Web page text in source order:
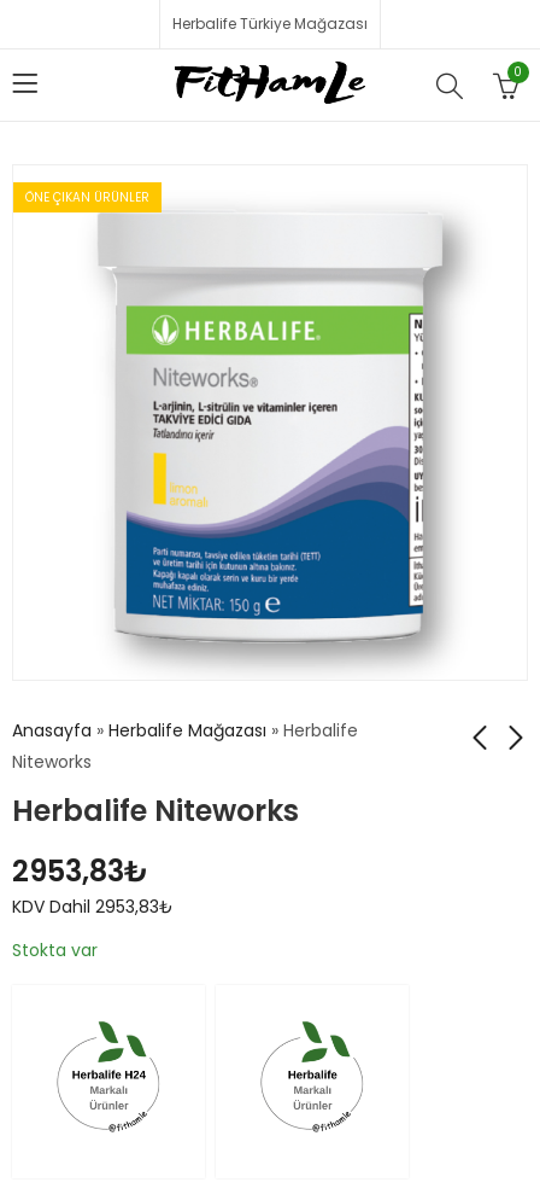
Herbalife Türkiye Mağazası
0
ÖNE ÇIKAN ÜRÜNLER
Anasayfa » Herbalife Mağazası » Herbalife
Niteworks
Herbalife Niteworks
2953,83₺
KDV Dahil 2953,83₺
Stokta var